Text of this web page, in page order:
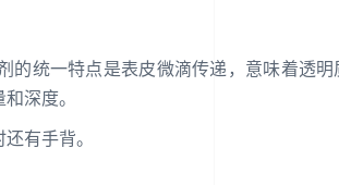
的统一特点是表皮微滴传递，意味着透
深度。
有手背。